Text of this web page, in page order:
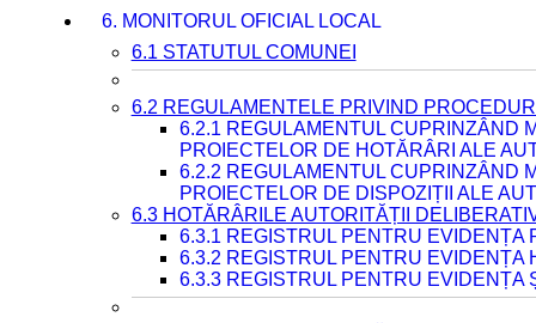
6. MONITORUL OFICIAL LOCAL
6.1 STATUTUL COMUNEI
6.2 REGULAMENTELE PRIVIND
6.2.1 REGULAMENTUL CUPRINZÂND
PROIECTELOR DE HOTĂRÂRI ALE
6.2.2 REGULAMENTUL CUPRINZÂND
PROIECTELOR DE DISPOZIȚII ALE
6.3 HOTĂRÂRILE AUTORITĂȚII
6.3.1 REGISTRUL PENTRU EVIDENȚA
6.3.2 REGISTRUL PENTRU EVIDENȚA
6.3.3 REGISTRUL PENTRU EVIDENȚA